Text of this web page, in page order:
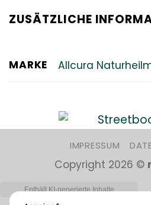
ZUSÄTZLICHE
MARKE Allcura
IMPRESSUM
Copyright 2026 ©